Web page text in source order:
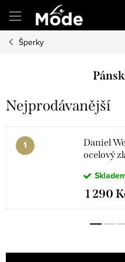
obsah
Šperky
Nejprodávanější
Daniel
ocelový
1 290